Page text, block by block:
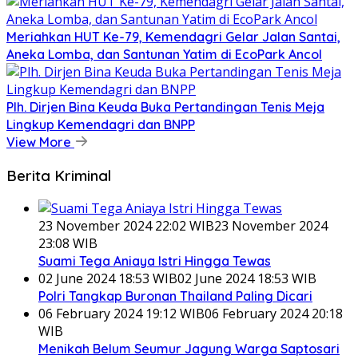
Meriahkan HUT Ke-79, Kemendagri Gelar Jalan Santai,
Aneka Lomba, dan Santunan Yatim di EcoPark Ancol
Plh. Dirjen Bina Keuda Buka Pertandingan Tenis Meja
Lingkup Kemendagri dan BNPP
View More
Berita Kriminal
23 November 2024 22:02 WIB23 November 2024
23:08 WIB
Suami Tega Aniaya Istri Hingga Tewas
02 June 2024 18:53 WIB02 June 2024 18:53 WIB
Polri Tangkap Buronan Thailand Paling Dicari
06 February 2024 19:12 WIB06 February 2024 20:18
WIB
Menikah Belum Seumur Jagung Warga Saptosari